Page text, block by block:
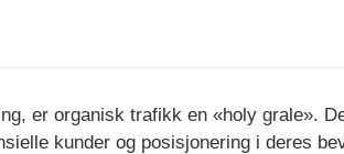
er organisk trafikk en «holy grale».
kunder og posisjonering i deres